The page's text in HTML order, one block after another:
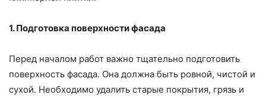
1. Подготовка поверхности фасада
Перед началом работ важно тщательно подготовить
поверхность фасада. Она должна быть ровной, чистой и
сухой. Необходимо удалить старые покрытия, грязь и